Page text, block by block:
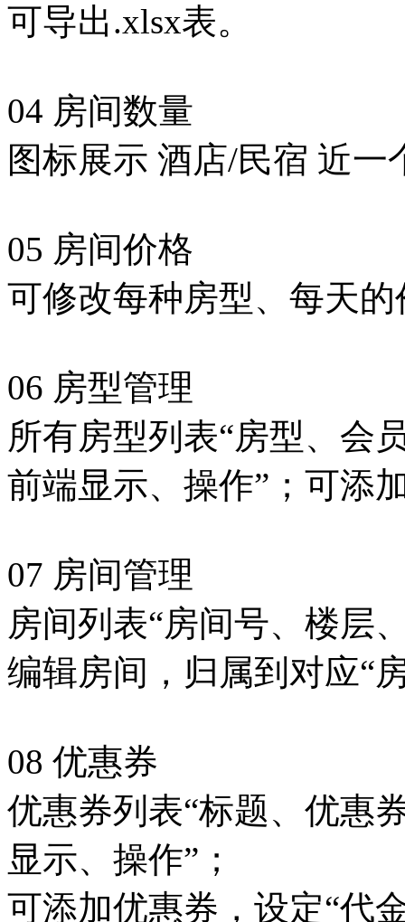
可导出.xlsx表。
04 房间数量
图标展示 酒店/民宿 近一
05 房间价格
可修改每种房型、每天
06 房型管理
所有房型列表“房型、会
前端显示、操作”；可添
07 房间管理
房间列表“房间号、楼层
编辑房间，归属到对应“
08 优惠券
优惠券列表“标题、优惠
显示、操作”；
可添加优惠券，设定“代